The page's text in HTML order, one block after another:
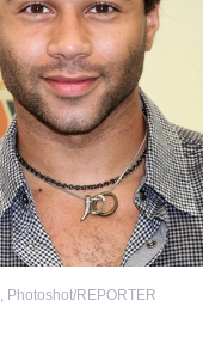
, Photoshot/REPORTER